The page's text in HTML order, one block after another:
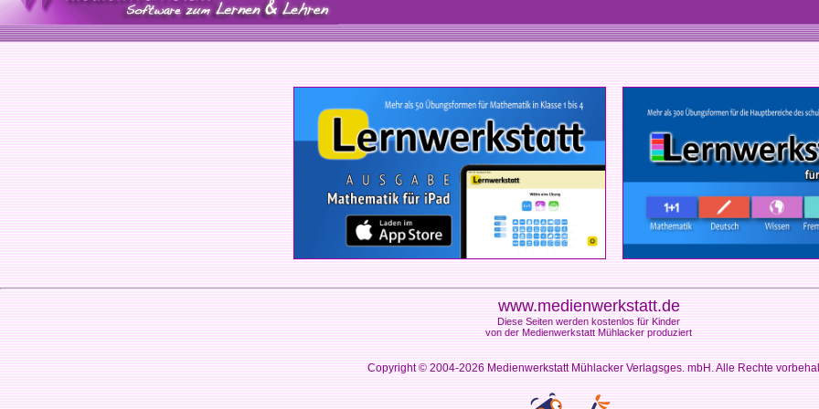
www.medienwerkstatt.de
Diese Seiten werden kostenlos für Kinder
von der Medienwerkstatt Mühlacker produziert
Copyright © 2004-2026Medienwerkstatt Mühlacker Verlagsges. mbH. Alle Rechte